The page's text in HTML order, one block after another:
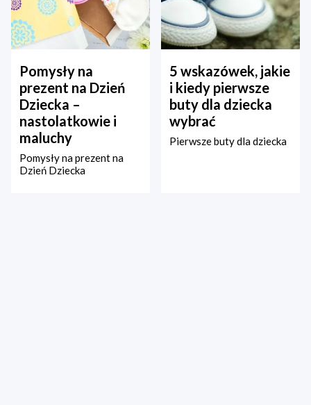
Pomysły na
prezent na Dzień
Dziecka –
nastolatkowie i
maluchy
Pomysły na prezent na
Dzień Dziecka
5 wskazówek, jakie
i kiedy pierwsze
buty dla dziecka
wybrać
Pierwsze buty dla dziecka